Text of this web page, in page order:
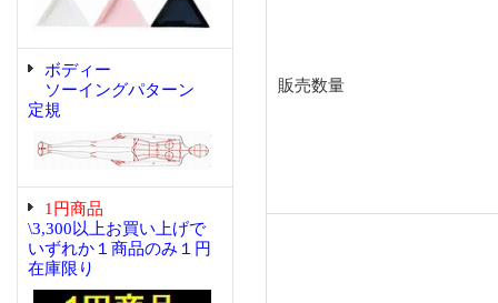
ボディー
ソーイングパターン
定規
1円商品
\3,300以上お買い上げで
いずれか１商品のみ１円
在庫限り
販売数量